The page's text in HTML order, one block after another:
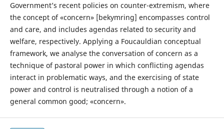
Government’s recent policies on counter-extremism, where
the concept of «concern» [bekymring] encompasses control
and care, and includes agendas related to security and
welfare, respectively. Applying a Foucauldian conceptual
framework, we analyse the conversation of concern as a
technique of pastoral power in which conflicting agendas
interact in problematic ways, and the exercising of state
power and control is neutralised through a notion of a
general common good; «concern».